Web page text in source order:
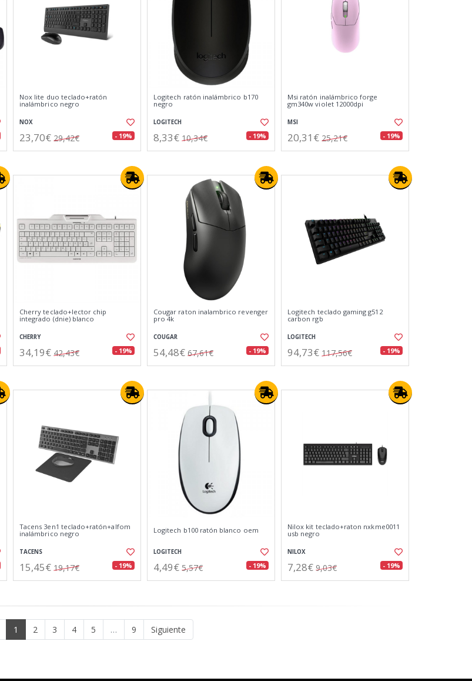
Nox lite duo teclado+ratón
inalámbrico negro
NOX
23,70€ 29,42€ - 19%
Logitech ratón inalámbrico b170
negro
LOGITECH
8,33€ 10,34€ - 19%
Msi ratón inalámbrico forge
gm340w violet 12000dpi
MSI
20,31€ 25,21€ - 19%
Cherry teclado+lector chip
integrado (dnie) blanco
CHERRY
34,19€ 42,43€ - 19%
Cougar raton inalambrico revenger
pro 4k
COUGAR
54,48€ 67,61€ - 19%
Logitech teclado gaming g512
carbon rgb
LOGITECH
94,73€ 117,56€ - 19%
Tacens 3en1 teclado+ratón+alfom
inalámbrico negro
TACENS
15,45€ 19,17€ - 19%
Logitech b100 ratón blanco oem
LOGITECH
4,49€ 5,57€ - 19%
Nilox kit teclado+raton nxkme0011
usb negro
NILOX
7,28€ 9,03€ - 19%
1 2 3 4 5 … 9 Siguiente